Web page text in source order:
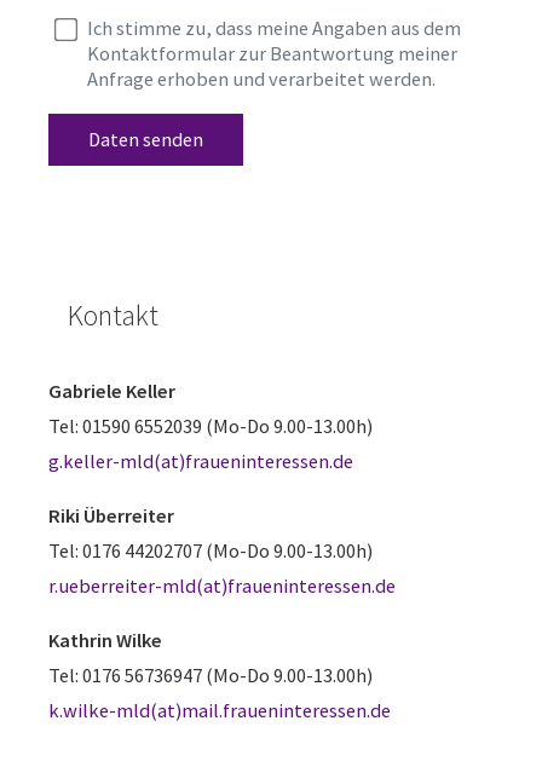
Ich stimme zu, dass meine Angaben aus dem
Kontaktformular zur Beantwortung meiner
Anfrage erhoben und verarbeitet werden.
Kontakt
Gabriele Keller
Tel: 01590 6552039 (Mo-Do 9.00-13.00h)
g.keller-mld(at)fraueninteressen.de
Riki Überreiter
Tel: 0176 44202707 (Mo-Do 9.00-13.00h)
r.ueberreiter-mld(at)fraueninteressen.de
Kathrin Wilke
Tel: 0176 56736947 (Mo-Do 9.00-13.00h)
k.wilke-mld(at)mail.fraueninteressen.de